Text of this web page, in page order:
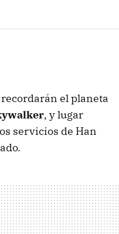
recordarán el planeta
, y lugar
servicios de Han